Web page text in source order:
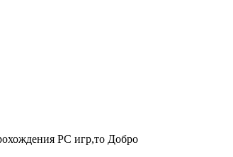
PC игр,то Добро